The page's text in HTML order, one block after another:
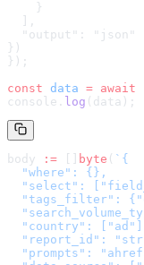
    }
  ],
  "output": "json"
} )
});
const data = await
console. log (data);
body := byte ( ` {
  "where": {},
"select":
"tags_filter":
"country":
"report_id":
"prompts":